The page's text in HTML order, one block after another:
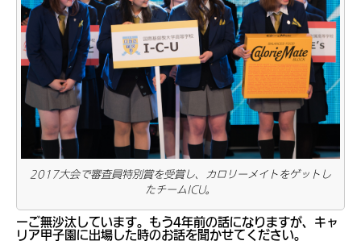
2017大会で審査員特別賞を受賞し、カロリーメイトをゲットし
たチームICU。
ーご無沙汰しています。もう4年前の話になりますが、キャ
リア甲子園に出場した時のお話を聞かせてください。